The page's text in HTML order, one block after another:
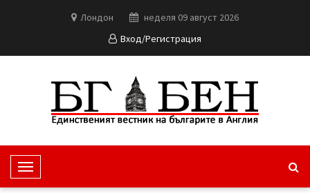
Лондон
неделя 09 август 2026
Вход/Регистрация
T
o